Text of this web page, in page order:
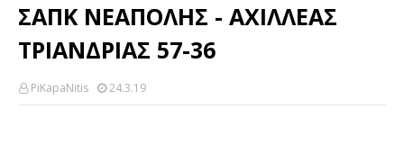
ΣΑΠΚ ΝΕΑΠΟΛΗΣ - ΑΧΙΛΛΕΑΣ
ΤΡΙΑΝΔΡΙΑΣ 57-36
PiKapaNitis 24.3.19